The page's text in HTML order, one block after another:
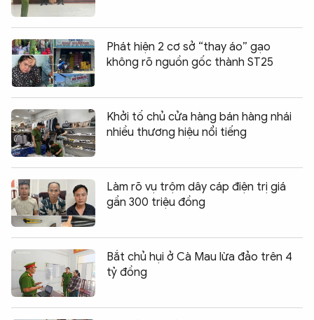
Phát hiện 2 cơ sở “thay áo” gạo
không rõ nguồn gốc thành ST25
Khởi tố chủ cửa hàng bán hàng nhái
nhiều thương hiệu nổi tiếng
Làm rõ vụ trộm dây cáp điện trị giá
gần 300 triệu đồng
Bắt chủ hụi ở Cà Mau lừa đảo trên 4
tỷ đồng